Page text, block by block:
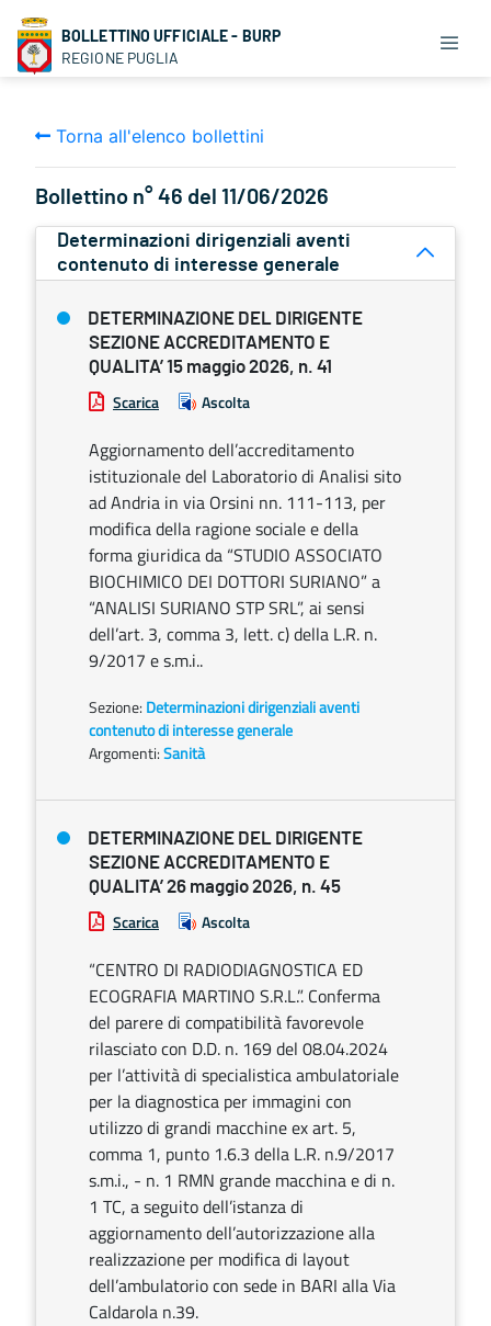
BOLLETTINO UFFICIALE - BURP
REGIONE PUGLIA
Torna all'elenco bollettini
Bollettino n° 46 del 11/06/2026
Determinazioni dirigenziali aventi
contenuto di interesse generale
DETERMINAZIONE DEL DIRIGENTE
SEZIONE ACCREDITAMENTO E
QUALITA’ 15 maggio 2026, n. 41
Scarica Ascolta
Aggiornamento dell’accreditamento
istituzionale del Laboratorio di Analisi sito
ad Andria in via Orsini nn. 111-113, per
modifica della ragione sociale e della
forma giuridica da “STUDIO ASSOCIATO
BIOCHIMICO DEI DOTTORI SURIANO” a
“ANALISI SURIANO STP SRL”, ai sensi
dell’art. 3, comma 3, lett. c) della L.R. n.
9/2017 e s.m.i..
Sezione: Determinazioni dirigenziali aventi
contenuto di interesse generale
Argomenti:Sanità
DETERMINAZIONE DEL DIRIGENTE
SEZIONE ACCREDITAMENTO E
QUALITA’ 26 maggio 2026, n. 45
Scarica Ascolta
“CENTRO DI RADIODIAGNOSTICA ED
ECOGRAFIA MARTINO S.R.L.”. Conferma
del parere di compatibilità favorevole
rilasciato con D.D. n. 169 del 08.04.2024
per l’attività di specialistica ambulatoriale
per la diagnostica per immagini con
utilizzo di grandi macchine ex art. 5,
comma 1, punto 1.6.3 della L.R. n.9/2017
s.m.i., - n. 1 RMN grande macchina e di n.
1 TC, a seguito dell’istanza di
aggiornamento dell’autorizzazione alla
realizzazione per modifica di layout
dell’ambulatorio con sede in BARI alla Via
Caldarola n.39.